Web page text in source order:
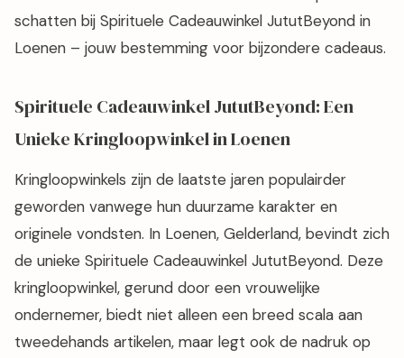
schatten bij Spirituele Cadeauwinkel JututBeyond in
Loenen – jouw bestemming voor bijzondere cadeaus.
Spirituele Cadeauwinkel JututBeyond: Een
Unieke Kringloopwinkel in Loenen
Kringloopwinkels zijn de laatste jaren populairder
geworden vanwege hun duurzame karakter en
originele vondsten. In Loenen, Gelderland, bevindt zich
de unieke Spirituele Cadeauwinkel JututBeyond. Deze
kringloopwinkel, gerund door een vrouwelijke
ondernemer, biedt niet alleen een breed scala aan
tweedehands artikelen, maar legt ook de nadruk op